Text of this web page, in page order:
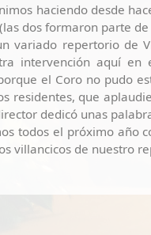
haciendo desde
dos formaron parte
variado repertorio de
intervención aquí
el Coro no pudo
residentes, que
dedicó unas
todos el próximo año
villancicos de nuestro